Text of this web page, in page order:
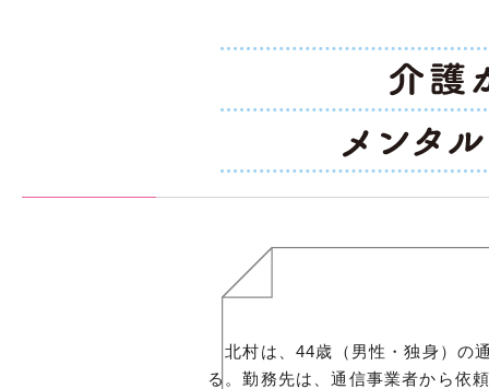
北村は、44歳（男性・独身）の
る。勤務先は、通信事業者から依